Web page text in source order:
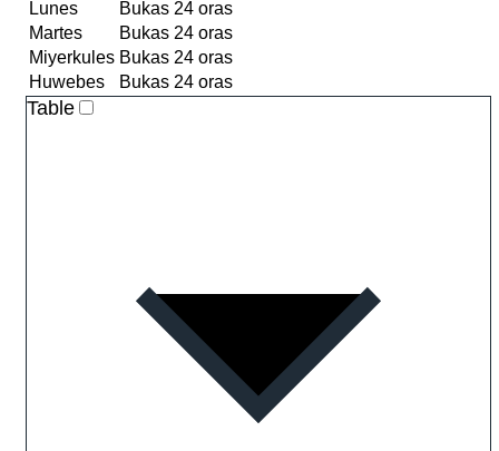
Lunes
Bukas 24 oras
Martes
Bukas 24 oras
Miyerkules Bukas 24 oras
Huwebes
Bukas 24 oras
Table